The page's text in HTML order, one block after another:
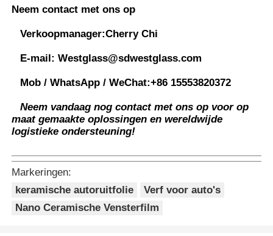
Neem contact met ons op
Verkoopmanager:Cherry Chi
E-mail: Westglass@sdwestglass.com
Mob / WhatsApp / WeChat:+86 15553820372
Neem vandaag nog contact met ons op voor op
maat gemaakte oplossingen en wereldwijde
logistieke ondersteuning!
Markeringen:
keramische autoruitfolie
Verf voor auto's
Nano Ceramische Vensterfilm